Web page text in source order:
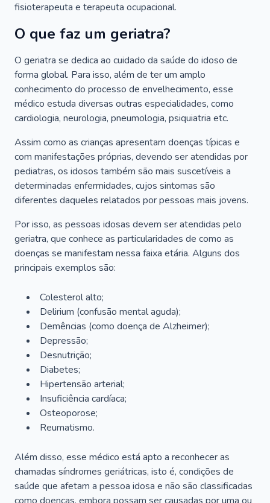
fisioterapeuta e terapeuta ocupacional.
O que faz um geriatra?
O geriatra se dedica ao cuidado da saúde do idoso de
forma global. Para isso, além de ter um amplo
conhecimento do processo de envelhecimento, esse
médico estuda diversas outras especialidades, como
cardiologia, neurologia, pneumologia, psiquiatria etc.
Assim como as crianças apresentam doenças típicas e
com manifestações próprias, devendo ser atendidas por
pediatras, os idosos também são mais suscetíveis a
determinadas enfermidades, cujos sintomas são
diferentes daqueles relatados por pessoas mais jovens.
Por isso, as pessoas idosas devem ser atendidas pelo
geriatra, que conhece as particularidades de como as
doenças se manifestam nessa faixa etária. Alguns dos
principais exemplos são:
Colesterol alto;
Delirium (confusão mental aguda);
Demências (como doença de Alzheimer);
Depressão;
Desnutrição;
Diabetes;
Hipertensão arterial;
Insuficiência cardíaca;
Osteoporose;
Reumatismo.
Além disso, esse médico está apto a reconhecer as
chamadas síndromes geriátricas, isto é, condições de
saúde que afetam a pessoa idosa e não são classificadas